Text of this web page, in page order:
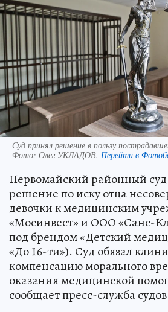
Суд принял решение в пользу
Фото: Олег УКЛАДОВ. Перейти в
Первомайский районный
решение по иску отца
девочки к медицинским
«Мосинвест» и ООО «Санс-
под брендом «Детский
«До 16-ти»). Суд обязал
компенсацию морального
оказания медицинской
сообщает пресс-служба